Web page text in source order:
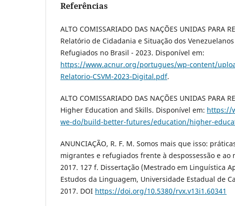
Referências
ALTO COMISSARIADO DAS NAÇÕES UNIDAS PARA
Relatório de Cidadania e Situação dos
Refugiados no Brasil - 2023. Disponível em:
https://www.acnur.org/portugues/wp-content/
Relatorio-CSVM-2023-Digital.pdf.
ALTO COMISSARIADO DAS NAÇÕES UNIDAS PARA
Higher Education and Skills. Disponível em: https://
we-do/build-better-futures/education/higher-
ANUNCIAÇÃO, R. F. M. Somos mais que isso:
migrantes e refugiados frente à despossessão e ao
2017. 127 f. Dissertação (Mestrado em Linguística
Estudos da Linguagem, Universidade Estadual de
2017. DOI https://doi.org/10.5380/rvx.v13i1.60341